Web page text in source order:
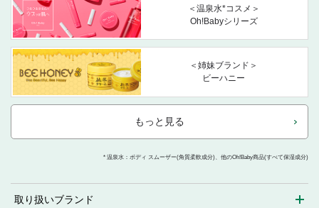
＜温泉水*コスメ＞
Oh!Babyシリーズ
＜姉妹ブランド＞
ビーハニー
もっと見る
* 温泉水：ボディ スムーザー(角質柔軟成分)、他のOh!Baby商品(すべて保湿成分)
取り扱いブランド